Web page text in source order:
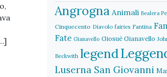
Angrogna Animali Bealera
Cinquecento Diavolo fairies Fantina
Fate Gianavello Giosuè Gianavello
Beckwith legend
Luserna San Giovanni